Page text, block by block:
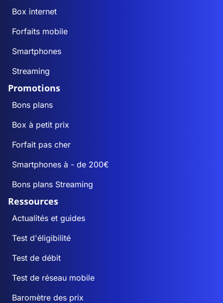
Box internet
Forfaits mobile
Smartphones
Streaming
Promotions
Bons plans
Box à petit prix
Forfait pas cher
Smartphones à - de 200€
Bons plans Streaming
Ressources
Actualités et guides
Test d'éligibilité
Test de débit
Test de réseau mobile
Baromètre des prix